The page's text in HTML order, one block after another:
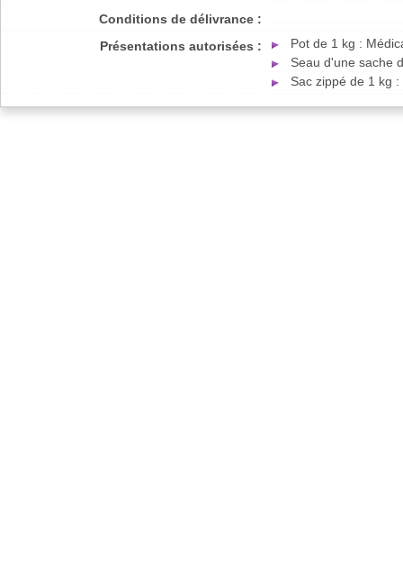
Conditions de délivrance :
Présentations autorisées :
Pot de 1 kg :
Seau d'une sache
Sac zippé de 1 kg